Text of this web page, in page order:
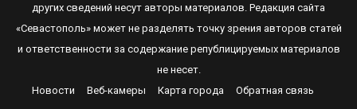
других сведений несут авторы материалов. Редакция сайта
«Севастополь»может не разделять точку зрения авторов статей
и ответственности за содержание републицируемых материалов
не несет.
Новости
Веб-камеры Карта города Обратная связь